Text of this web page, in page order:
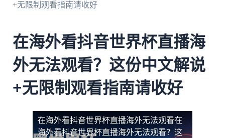
+无限制观看指南请收好
在海外看抖音世界杯直播海
外无法观看？这份中文解说
+无限制观看指南请收好
在海外看抖音世界杯直播海外无法观看在
海外看抖音世界杯直播海外无法观看？这